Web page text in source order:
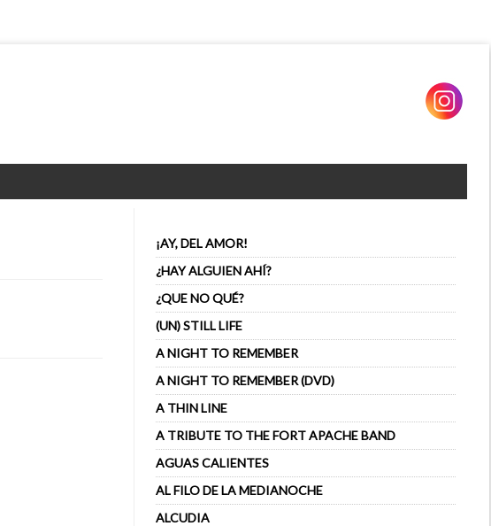
¡AY, DEL AMOR!
¿HAY ALGUIEN AHÍ?
¿QUE NO QUÉ?
(UN) STILL LIFE
A NIGHT TO REMEMBER
A NIGHT TO REMEMBER (DVD)
A THIN LINE
A TRIBUTE TO THE FORT APACHE BAND
AGUAS CALIENTES
AL FILO DE LA MEDIANOCHE
ALCUDIA